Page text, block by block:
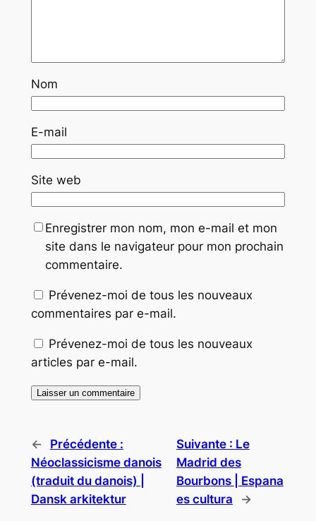
Nom
E-mail
Site web
Enregistrer mon nom, mon e-mail et mon
site dans le navigateur pour mon prochain
commentaire.
Prévenez-moi de tous les nouveaux
commentaires par e-mail.
Prévenez-moi de tous les nouveaux
articles par e-mail.
←
Précédente :
Néoclassicisme danois
(traduit du danois) |
Dansk arkitektur
Suivante : Le
Madrid des
Bourbons | Espana
es cultura
→